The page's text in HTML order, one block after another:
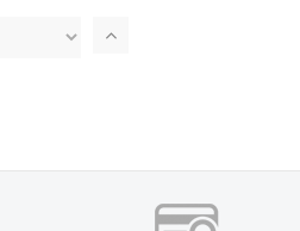
Par